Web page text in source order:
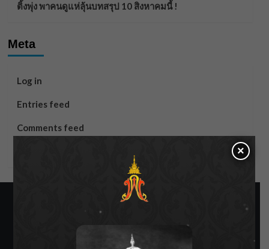
ติ้งพุ่ง พาคนดูแห่ลุ้นบทสรุป 10 สิงหาคมนี้ !
Meta
Log in
Entries feed
Comments feed
×